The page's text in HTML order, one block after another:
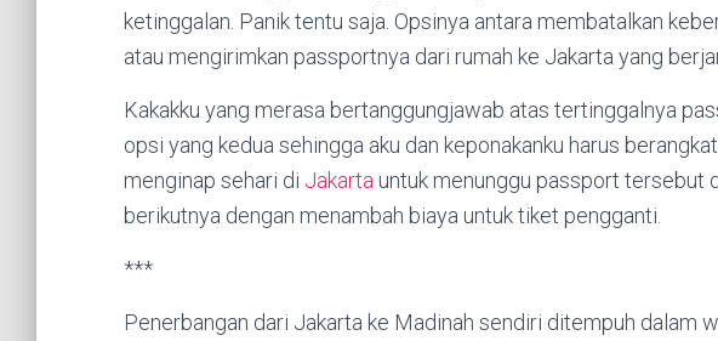
ketinggalan. Panik tentu saja. Opsinya antara membatalkan
atau mengirimkan passportnya dari rumah ke Jakarta yang
Kakakku yang merasa bertanggungjawab atas tertinggalnya
opsi yang kedua sehingga aku dan keponakanku harus
menginap sehari di Jakarta untuk menunggu passport tersebut
berikutnya dengan menambah biaya untuk tiket pengganti.
***
Penerbangan dari Jakarta ke Madinah sendiri ditempuh dalam